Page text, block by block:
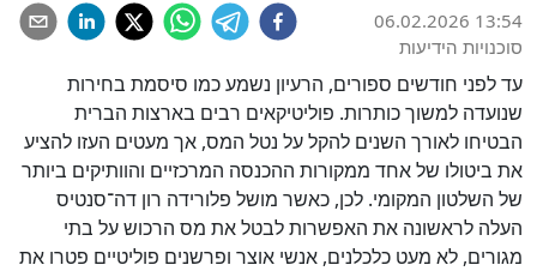
06.02.2026 13:54
סוכנויות הידיעות
עד לפני חודשים ספורים, הרעיון נשמע כמו סיסמת בחירות
שנועדה למשוך כותרות. פוליטיקאים רבים בארצות הברית
הבטיחו לאורך השנים להקל על נטל המס, אך מעטים העזו להציע
את ביטולו של אחד ממקורות ההכנסה המרכזיים והוותיקים ביותר
של השלטון המקומי. לכן, כאשר מושל פלורידה רון דה־סנטיס
העלה לראשונה את האפשרות לבטל את מס הרכוש על בתי
מגורים, לא מעט כלכלנים, אנשי אוצר ופרשנים פוליטיים פטרו את